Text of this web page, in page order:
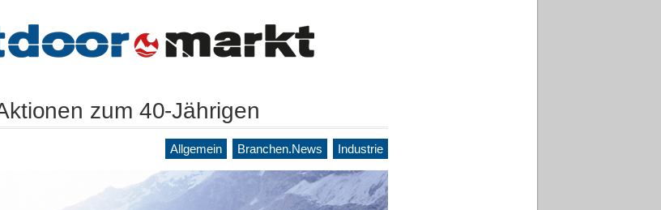
zum 40-Jährigen
Allgemein Branchen.News Industrie